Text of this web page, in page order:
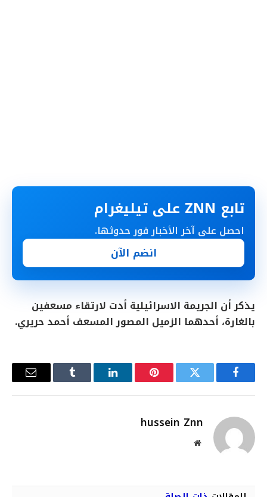
تابع ZNN على تيليغرام
احصل على آخر الأخبار فور حدوثها.
انضم الآن
يذكر أن الجريمة الاسرائيلية أدت لارتقاء مسعفين
بالغارة، أحدهما الزميل المصور المسعف أحمد حريري.
فيسبوك تويتر بينتيريستلينكدإن Tumblr
البريد
hussein Znn
موقع